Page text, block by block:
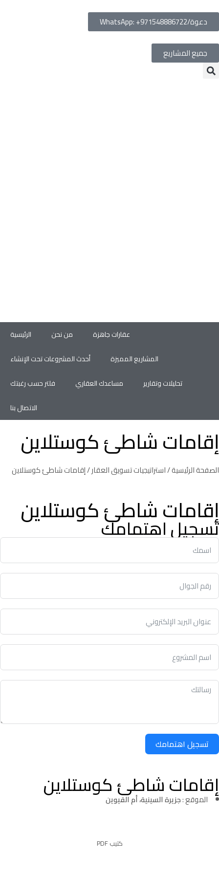
دعوة/WhatsApp: +971548886722
جميع المشاريع
الرئيسية من نحن
عقارات جاهزة
أحدث المشروعات تحت الإنشاء
المشاريع المميزة
فلتر حسب رغبتك
مساعدك العقاري
تحليلات وتقارير
الاتصال بنا
إقامات شاطئ كوستلاين
الصفحة الرئيسية/استراتيجيات تسويق العقار/ إقامات شاطئ كوستلاين
إقامات شاطئ كوستلاين
تسجيل اهتمامك
تسجيل اهتمامك
إقامات شاطئ كوستلاين
الموقع :جزيرة السينية، أم القيوين
كتيب PDF